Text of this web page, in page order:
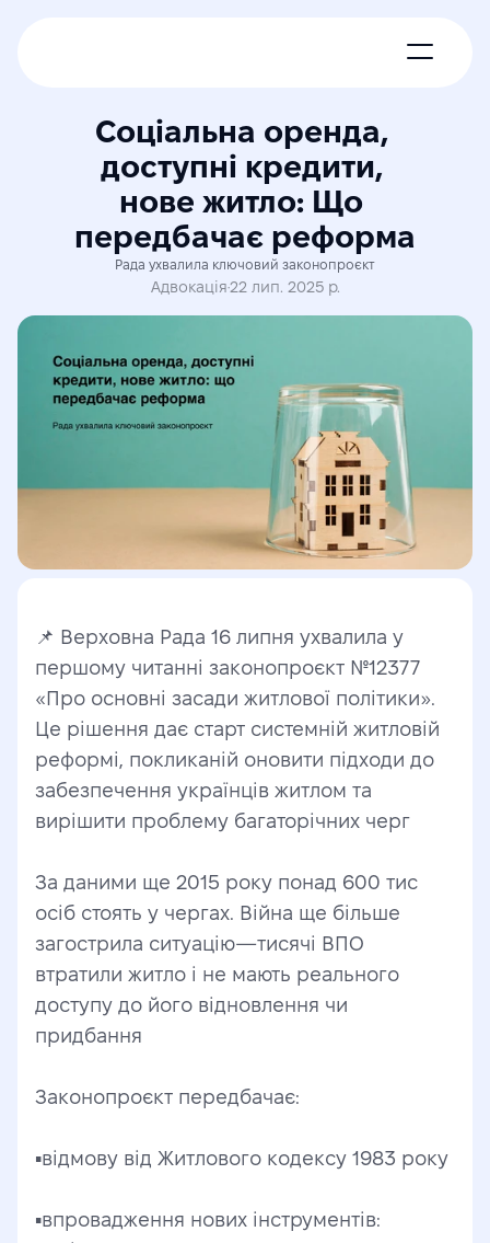
Новини
Експерти
Членські пакети
Контакти
Соціальна оренда,
доступні кредити,
нове житло: Що
передбачає реформа
Рада ухвалила ключовий законопроєкт
Адвокація·22 лип. 2025 р.
📌 Верховна Рада 16 липня ухвалила у
першому читанні законопроєкт №12377
«Про основні засади житлової політики».
Це рішення дає старт системній житловій
реформі, покликаній оновити підходи до
забезпечення українців житлом та
вирішити проблему багаторічних черг
За даними ще 2015 року понад 600 тис
осіб стоять у чергах. Війна ще більше
загострила ситуацію—тисячі ВПО
втратили житло і не мають реального
доступу до його відновлення чи
придбання
Законопроєкт передбачає:
▪️відмову від Житлового кодексу 1983 року
▪️впровадження нових інструментів: